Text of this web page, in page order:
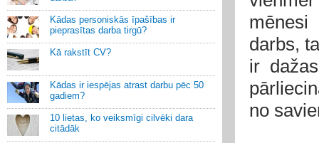
Kādas personiskās īpašības ir
pieprasītas darba tirgū?
Kā rakstīt CV?
Kādas ir iespējas atrast darbu pēc 50
gadiem?
10 lietas, ko veiksmīgi cilvēki dara
citādāk
darbs,
ir
no